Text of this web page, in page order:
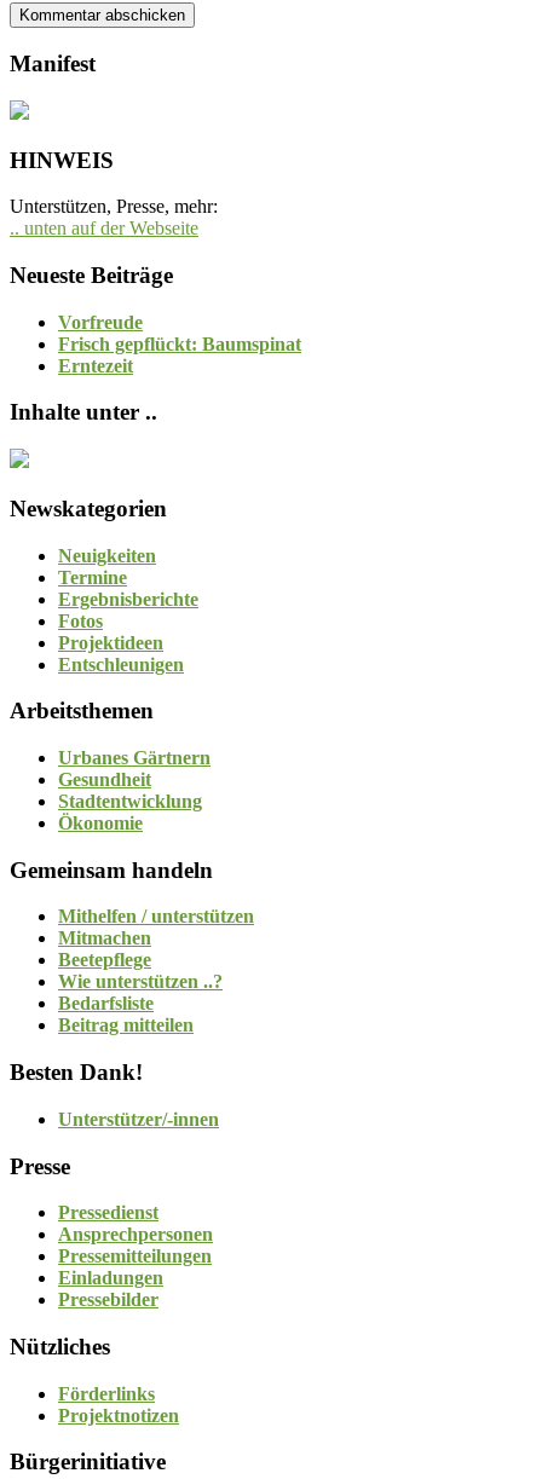
Manifest
HINWEIS
Unterstützen, Presse, mehr:
.. unten auf der Webseite
Neueste Beiträge
Vorfreude
Frisch gepflückt: Baumspinat
Erntezeit
Inhalte unter ..
Newskategorien
Neuigkeiten
Termine
Ergebnisberichte
Fotos
Projektideen
Entschleunigen
Arbeitsthemen
Urbanes Gärtnern
Gesundheit
Stadtentwicklung
Ökonomie
Gemeinsam handeln
Mithelfen / unterstützen
Mitmachen
Beetepflege
Wie unterstützen ..?
Bedarfsliste
Beitrag mitteilen
Besten Dank!
Unterstützer/-innen
Presse
Pressedienst
Ansprechpersonen
Pressemitteilungen
Einladungen
Pressebilder
Nützliches
Förderlinks
Projektnotizen
Bürgerinitiative